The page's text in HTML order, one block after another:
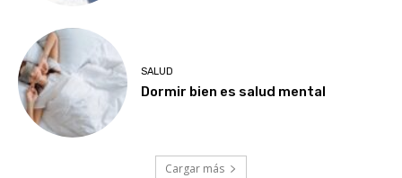
SALUD
Dormir bien es salud mental
Cargar más